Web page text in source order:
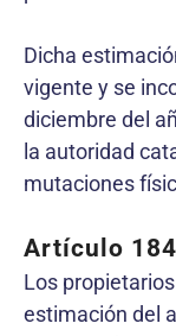
Dicha
vigente y se
diciembre del
la autoridad
mutaciones
Artículo
Los
estimación del